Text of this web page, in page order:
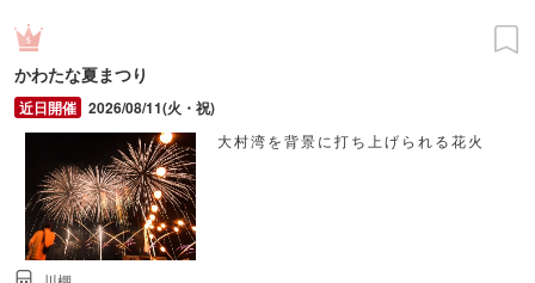
かわたな夏まつり
2026/08/11(火・祝)
大村湾を背景に打ち上げられる花火